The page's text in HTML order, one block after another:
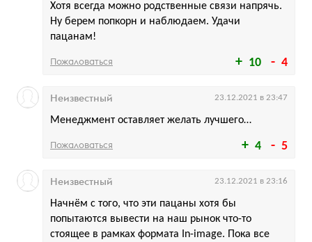
10 4
Хотя всегда можно родственные связи напрячь.
Ну берем попкорн и наблюдаем. Удачи
пацанам!
Пожаловаться
4 5
Менеджмент оставляет желать лучшего…
Неизвестный 23.12.2021 в 23:47
Пожаловаться
Начнём с того, что эти пацаны хотя бы
попытаются вывести на наш рынок что-то
стоящее в рамках формата In-image. Пока все
Неизвестный 23.12.2021 в 23:16